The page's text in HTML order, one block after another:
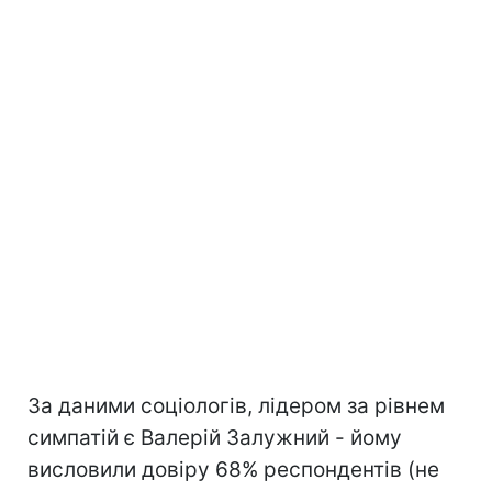
За даними соціологів, лідером за рівнем
симпатій є Валерій Залужний - йому
висловили довіру 68% респондентів (не